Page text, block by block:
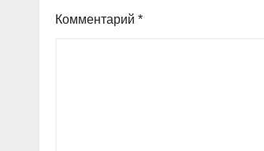
Комментарий *